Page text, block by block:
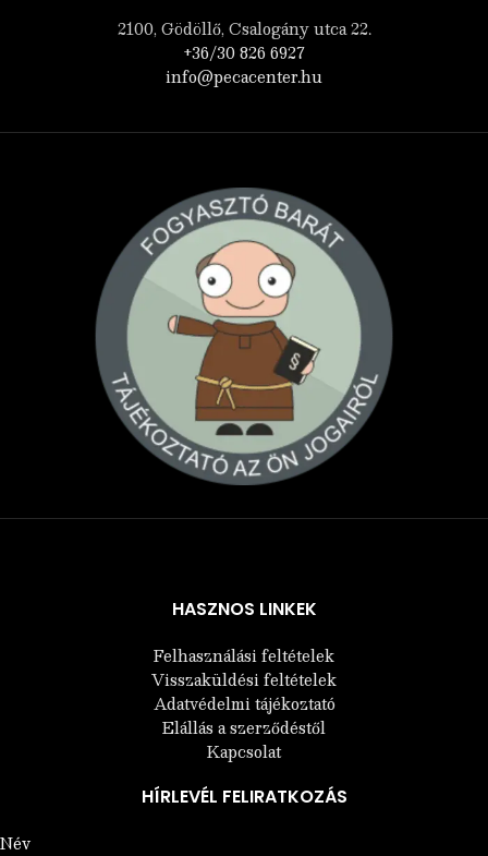
2100, Gödöllő, Csalogány utca 22.
+36/30 826 6927
info@pecacenter.hu
HASZNOS LINKEK
Felhasználási feltételek
Visszaküldési feltételek
Adatvédelmi tájékoztató
Elállás a szerződéstől
Kapcsolat
HÍRLEVÉL FELIRATKOZÁS
Név